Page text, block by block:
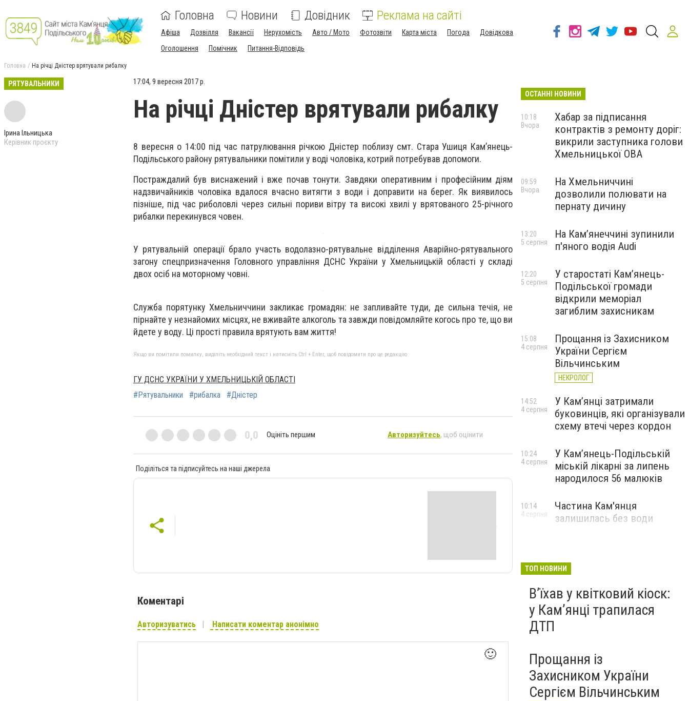
Головна Новини Довідник Реклама на сайті
Афіша Дозвілля Вакансії Нерухомість Авто / Мото Фотозвіти Карта міста Погода
Довідкова
Оголошення
Помічник Питання-Відповідь
Головна На річці Дністер врятували рибалку
РЯТУВАЛЬНИКИ
Ірина Ільницька
Керівник проєкту
17:04, 9 вересня 2017 р.
На річці Дністер врятували рибалку
8 вересня о 14:00 під час патрулювання річкою Дністер поблизу смт. Стара Ушиця Кам’янець-
Подільського району рятувальники помітили у воді чоловіка, котрий потребував допомоги.
Постраждалий був виснажений і вже почав тонути. Завдяки оперативним і професійним діям
надзвичайників чоловіка вдалося вчасно витягти з води і доправити на берег. Як виявилось
пізніше, під час риболовлі через сильні пориви вітру та високі хвилі у врятованого 25-річного
рибалки перекинувся човен.
У рятувальній операції брало участь водолазно-рятувальне відділення Аварійно-рятувального
загону спецпризначення Головного управління ДСНС України у Хмельницькій області у складі
двох осіб на моторному човні.
Служба порятунку Хмельниччини закликає громадян: не запливайте туди, де сильна течія, не
пірнайте у незнайомих місцях, не вживайте алкоголь та завжди повідомляйте когось про те, що ви
йдете у воду. Ці прості правила врятують вам життя!
Якщо ви помітили помилку, виділіть необхідний текст і натисніть Ctrl + Enter, щоб повідомити про це редакцію
ГУ ДСНС УКРАЇНИ У ХМЕЛЬНИЦЬКІЙ ОБЛАСТІ
#Рятувальники
#рибалка #Дністер
0,0 Оцініть першим Авторизуйтесь, щоб оцінити
Поділіться та підписуйтесь на наші джерела
Коментарі
Авторизуватись Написати коментар анонімно
🙂
ОСТАННІ НОВИНИ
Хабар за підписання
контрактів з ремонту доріг:
викрили заступника голови
Хмельницької ОВА
10:18
Вчора
На Хмельниччині
дозволили полювати на
пернату дичину
09:59
Вчора
На Камʼянеччині зупинили
п'яного водія Audi
13:20
5 серпня
У старостаті Кам’янець-
Подільської громади
відкрили меморіал
загиблим захисникам
12:20
5 серпня
Прощання із Захисником
України Сергієм
Вільчинським
НЕКРОЛОГ
15:08
4 серпня
У Кам’янці затримали
буковинців, які організували
схему втечі через кордон
14:52
4 серпня
У Кам’янець-Подільській
міській лікарні за липень
народилося 56 малюків
10:24
4 серпня
Частина Кам'янця
залишилась без води
10:14
4 серпня
ТОП НОВИНИ
Вʼїхав у квітковий кіоск:
у Камʼянці трапилася
ДТП
Прощання із
Захисником України
Сергієм Вільчинським